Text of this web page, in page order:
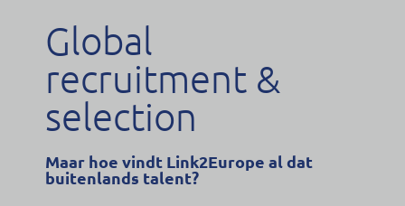
Global
recruitment &
selection
Maar hoe vindt Link2Europe al dat
buitenlands talent?